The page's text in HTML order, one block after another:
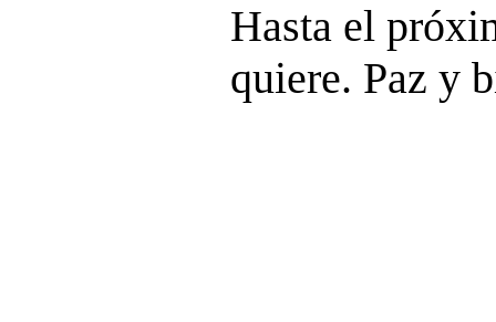
Hasta el
quiere. Paz y